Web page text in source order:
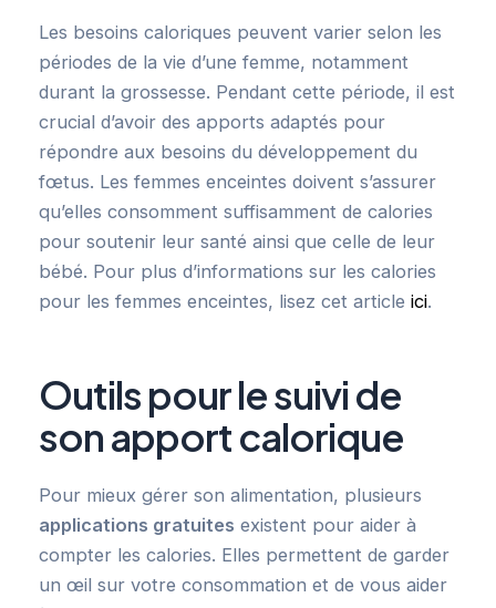
Les besoins caloriques peuvent varier selon les
périodes de la vie d’une femme, notamment
durant la grossesse. Pendant cette période, il est
crucial d’avoir des apports adaptés pour
répondre aux besoins du développement du
fœtus. Les femmes enceintes doivent s’assurer
qu’elles consomment suffisamment de calories
pour soutenir leur santé ainsi que celle de leur
bébé. Pour plus d’informations sur les calories
pour les femmes enceintes, lisez cet article ici.
Outils pour le suivi de
son apport calorique
Pour mieux gérer son alimentation, plusieurs
applications gratuites existent pour aider à
compter les calories. Elles permettent de garder
un œil sur votre consommation et de vous aider